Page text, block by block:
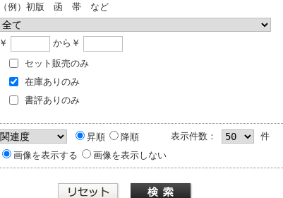
（例）初版 函 帯 など
￥
から￥
セット販売のみ
在庫ありのみ
書評ありのみ
昇順 降順 表示件数：
件
画像を表示する 画像を表示しない